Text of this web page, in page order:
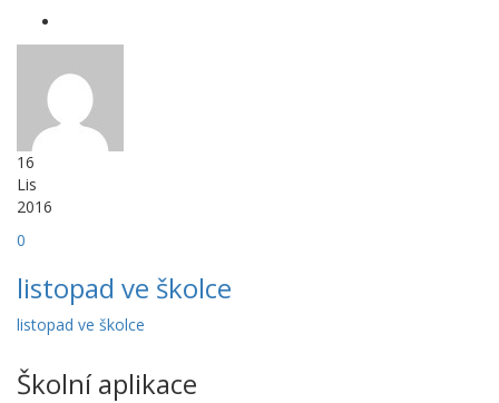
16
Lis
2016
0
listopad ve školce
listopad ve školce
Školní aplikace